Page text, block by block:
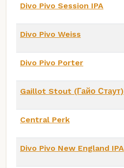
Divo Pivo Session IPA
Divo Pivo Weiss
Divo Pivo Porter
Gaillot Stout (Гайо Стаут)
Central Perk
Divo Pivo New England IPA